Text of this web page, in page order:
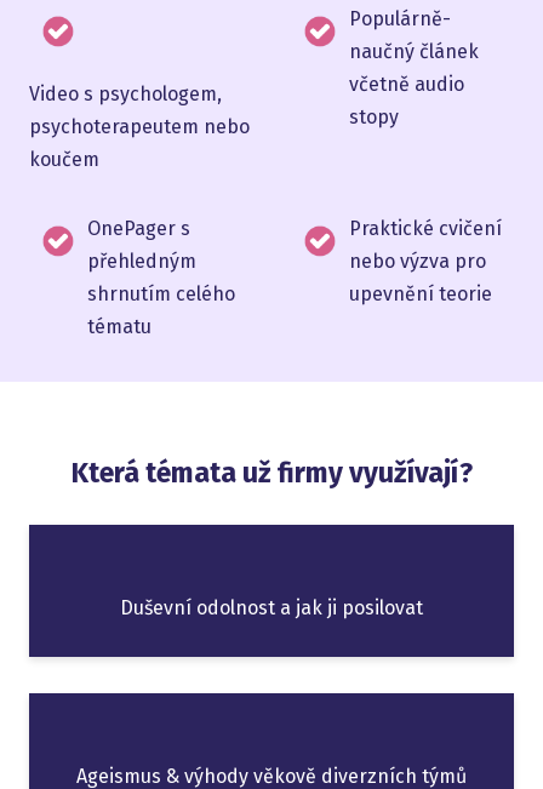
Video s psychologem,
psychoterapeutem nebo
koučem
Populárně-
naučný článek
včetně audio
stopy
OnePager s
přehledným
shrnutím celého
tématu
Praktické cvičení
nebo výzva pro
upevnění teorie
Která témata už firmy využívají?
Duševní odolnost a jak ji posilovat
Ageismus & výhody věkově diverzních týmů